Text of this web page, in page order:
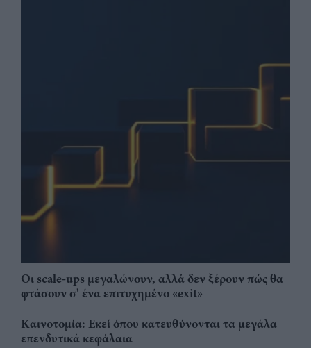
Οι scale-ups μεγαλώνουν, αλλά δεν ξέρουν πώς θα
φτάσουν σ' ένα επιτυχημένο «exit»
Καινοτομία: Εκεί όπου κατευθύνονται τα μεγάλα
επενδυτικά κεφάλαια